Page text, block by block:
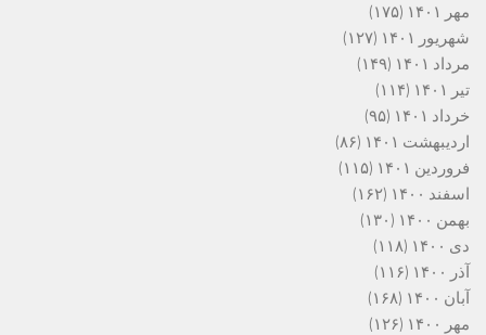
مهر ۱۴۰۱
(۱۷۵)
شهریور ۱۴۰۱
(۱۲۷)
مرداد ۱۴۰۱
(۱۴۹)
تیر ۱۴۰۱
(۱۱۴)
خرداد ۱۴۰۱
(۹۵)
اردیبهشت ۱۴۰۱
(۸۶)
فروردین ۱۴۰۱
(۱۱۵)
اسفند ۱۴۰۰
(۱۶۲)
بهمن ۱۴۰۰
(۱۳۰)
دی ۱۴۰۰
(۱۱۸)
آذر ۱۴۰۰
(۱۱۶)
آبان ۱۴۰۰
(۱۶۸)
مهر ۱۴۰۰
(۱۲۶)